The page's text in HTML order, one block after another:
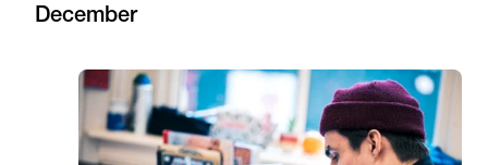
December